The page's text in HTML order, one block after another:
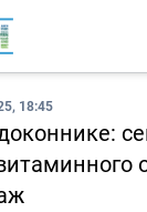
18:45